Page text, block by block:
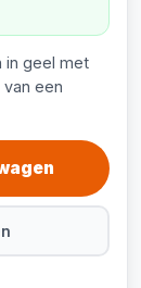
in geel met
een